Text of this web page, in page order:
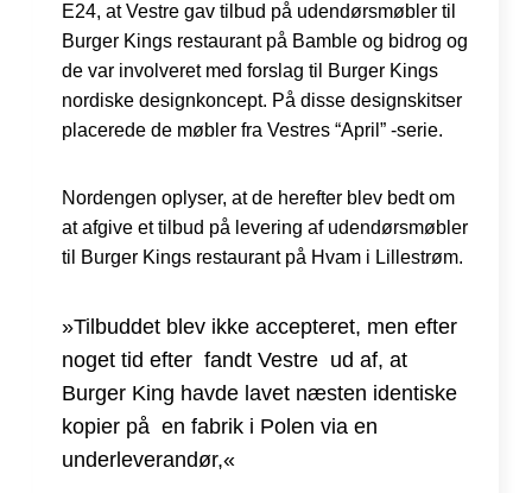
E24, at Vestre gav tilbud på udendørsmøbler til
Burger Kings restaurant på Bamble og bidrog og
de var involveret med forslag til Burger Kings
nordiske designkoncept. På disse designskitser
placerede de møbler fra Vestres “April” -serie.
Nordengen oplyser, at de herefter blev bedt om
at afgive et tilbud på levering af udendørsmøbler
til Burger Kings restaurant på Hvam i Lillestrøm.
»Tilbuddet blev ikke accepteret, men efter
noget tid efter fandt Vestre ud af, at
Burger King havde lavet næsten identiske
kopier på en fabrik i Polen via en
underleverandør,«